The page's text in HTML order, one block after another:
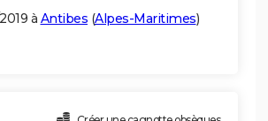
à Antibes (Alpes-Maritimes)